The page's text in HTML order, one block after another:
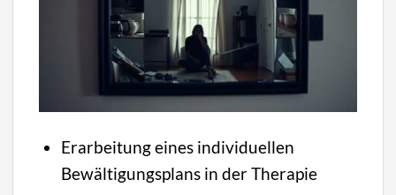
Erarbeitung eines individuellen
Bewältigungsplans in der Therapie